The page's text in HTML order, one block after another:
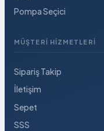
Pompa Seçici
MÜŞTERI HIZMETLERI
Sipariş Takip
İletişim
Sepet
SSS